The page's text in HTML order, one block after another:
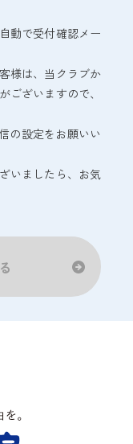
動で受付確認メー
様は、当クラブか
ございますので、
の設定をお願いい
いましたら、お気